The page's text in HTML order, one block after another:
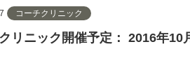
コーチクリニック
リニック開催予定： 2016年10